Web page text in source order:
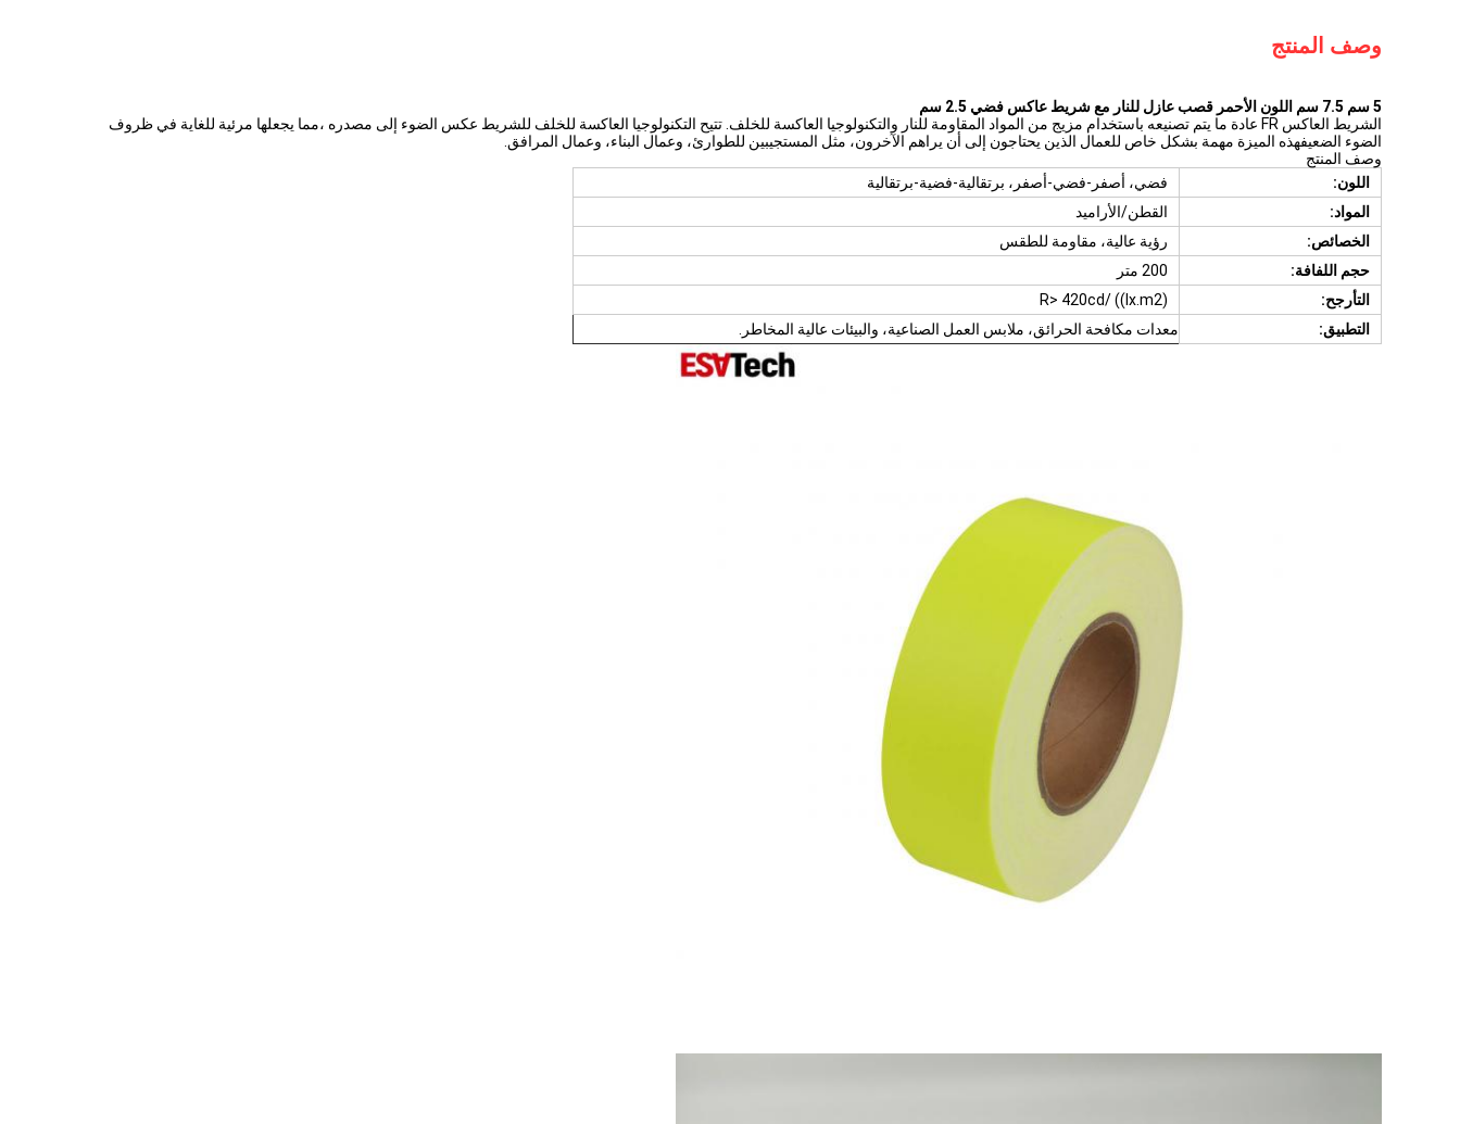
وصف المنتج
5 سم 7.5 سم اللون الأحمر قصب عازل للنار مع شريط عاكس فضي 2.5 سم
الشريط العاكس FR عادة ما يتم تصنيعه باستخدام مزيج من المواد المقاومة للنار والتكنولوجيا العاكسة للخلف. تتيح التكنولوجيا العاكسة للخلف للشريط عكس الضوء إلى مصدره ،مما يجعلها مرئية للغاية في ظروف
الضوء الضعيفهذه الميزة مهمة بشكل خاص للعمال الذين يحتاجون إلى أن يراهم الآخرون، مثل المستجيبين للطوارئ، وعمال البناء، وعمال المرافق.
وصف المنتج
اللون:
فضي، أصفر-فضي-أصفر، برتقالية-فضية-برتقالية
المواد:
القطن/الأراميد
الخصائص:
رؤية عالية، مقاومة للطقس
حجم اللفافة:
200 متر
التأرجح:
R> 420cd/ ((lx.m2)
التطبيق:
معدات مكافحة الحرائق، ملابس العمل الصناعية، والبيئات عالية المخاطر.